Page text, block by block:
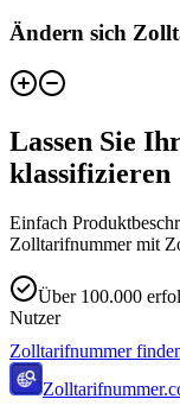
Ändern sich
Lassen Sie
klassifizieren
Einfach
Zolltarifnummer mit
Über 100.000
Nutzer
Zolltarifnummer